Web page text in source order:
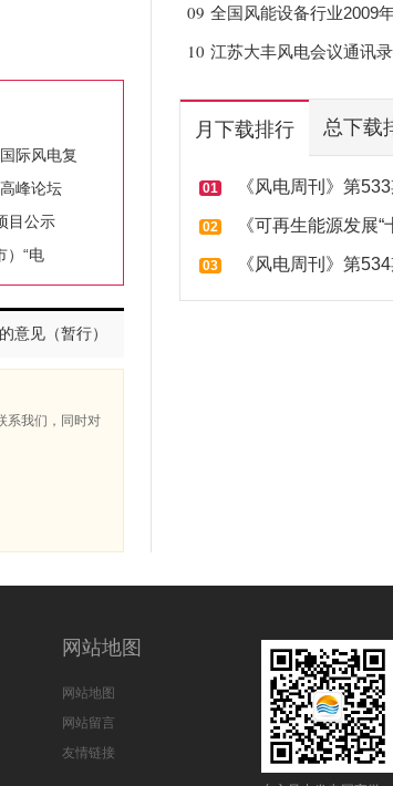
际风电复
峰论坛
目公示
）“电
意见（暂行）
系我们，同时对
09 全国风能设备行业2009
10 江苏大丰风电会议通讯
月下载排行 总下载
01 《风电周刊》第533
02 《可再生能源发展“
03 《风电周刊》第534
网站地图
网站地图
网站留言
友情链接